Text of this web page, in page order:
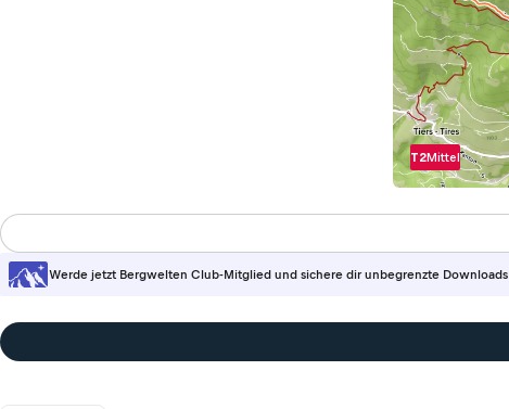
T2Mittel
Werde jetzt Bergwelten Club-Mitglied und sichere dir unbegrenzte Downloads